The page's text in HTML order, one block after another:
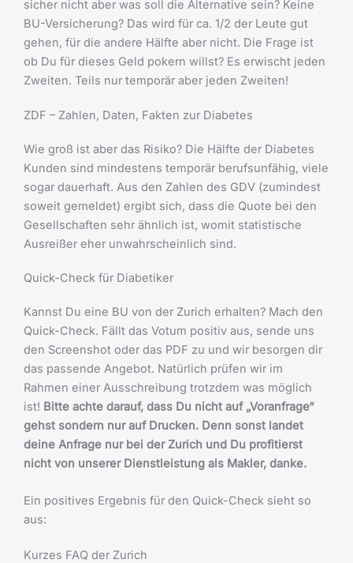
sicher nicht aber was soll die Alternative sein? Keine
BU-Versicherung? Das wird für ca. 1/2 der Leute gut
gehen, für die andere Hälfte aber nicht. Die Frage ist
ob Du für dieses Geld pokern willst? Es erwischt jeden
Zweiten. Teils nur temporär aber jeden Zweiten!
ZDF – Zahlen, Daten, Fakten zur Diabetes
Wie groß ist aber das Risiko? Die Hälfte der Diabetes
Kunden sind mindestens temporär berufsunfähig, viele
sogar dauerhaft. Aus den Zahlen des GDV (zumindest
soweit gemeldet) ergibt sich, dass die Quote bei den
Gesellschaften sehr ähnlich ist, womit statistische
Ausreißer eher unwahrscheinlich sind.
Quick-Check für Diabetiker
Kannst Du eine BU von der Zurich erhalten? Mach den
Quick-Check. Fällt das Votum positiv aus, sende uns
den Screenshot oder das PDF zu und wir besorgen dir
das passende Angebot. Natürlich prüfen wir im
Rahmen einer Ausschreibung trotzdem was möglich
ist! Bitte achte darauf, dass Du nicht auf „Voranfrage“
gehst sondern nur auf Drucken. Denn sonst landet
deine Anfrage nur bei der Zurich und Du profitierst
nicht von unserer Dienstleistung als Makler, danke.
Ein positives Ergebnis für den Quick-Check sieht so
aus:
Kurzes FAQ der Zurich